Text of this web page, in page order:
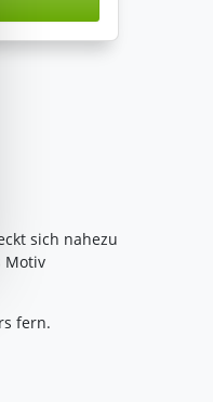
sich nahezu
Motiv
fern.